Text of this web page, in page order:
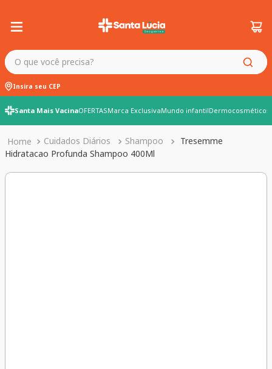
O que você precisa?
Insira seu CEP
Santa Mais VacinaOFERTASMarca ExclusivaMundo infantilDermocosméticos
Cuidados Diários Shampoo
Tresemme
Hidratacao Profunda Shampoo 400Ml